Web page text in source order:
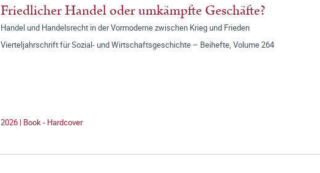
Friedlicher Handel oder umkämpfte Geschäfte?
Handel und Handelsrecht in der Vormoderne zwischen Krieg und Frieden
Vierteljahrschrift für Sozial- und Wirtschaftsgeschichte – Beihefte, Volume 264
2026 | Book - Hardcover